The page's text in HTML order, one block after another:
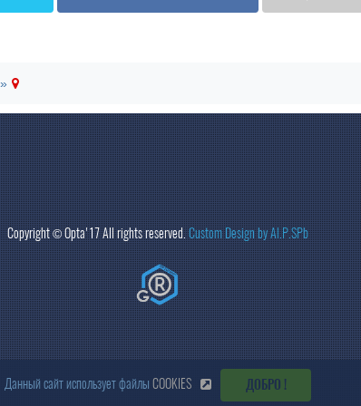
Данный сайт использует файлы COOKIES ДОБРО !
Copyright ©Opta'17 All rights reserved.Custom Design by Al.P.SPb